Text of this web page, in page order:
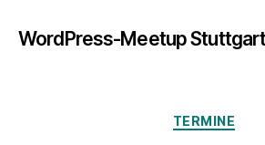
WordPress-Meetup Stuttgart
TERMINE